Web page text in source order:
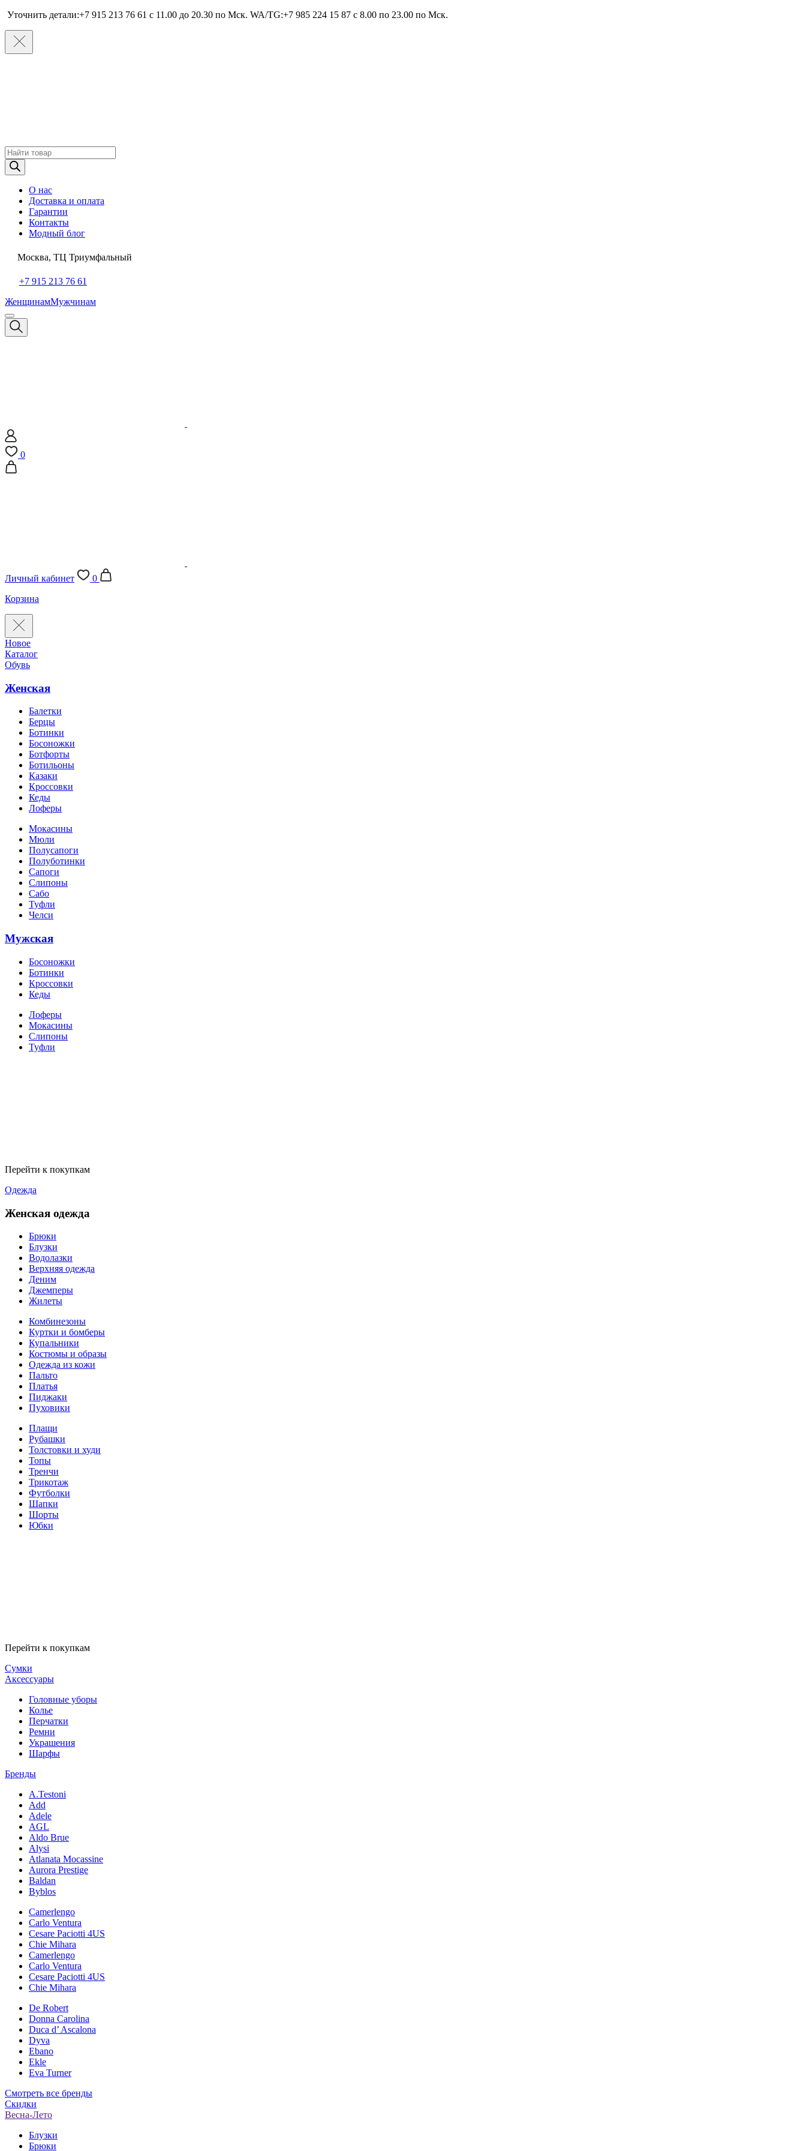
Уточнить детали:+7 915 213 76 61 c 11.00 до 20.30 по Мcк. WA/TG:+7 985 224 15 87 c 8.00 по 23.00 по Мcк.
Поиск
товаров
О нас
Доставка и оплата
Гарантии
Контакты
Модный блог
Москва, ТЦ Триумфальный
+7 915 213 76 61
ЖенщинамМужчинам
0
Личный кабинет
0
Корзина
Новое
Каталог
Обувь
Женская
Балетки
Берцы
Ботинки
Босоножки
Ботфорты
Ботильоны
Казаки
Кроссовки
Кеды
Лоферы
Мокасины
Мюли
Полусапоги
Полуботинки
Сапоги
Слипоны
Сабо
Туфли
Челси
Мужская
Босоножки
Ботинки
Кроссовки
Кеды
Лоферы
Мокасины
Слипоны
Туфли
Перейти к покупкам
Одежда
Женская одежда
Брюки
Блузки
Водолазки
Верхняя одежда
Деним
Джемперы
Жилеты
Комбинезоны
Куртки и бомберы
Купальники
Костюмы и образы
Одежда из кожи
Пальто
Платья
Пиджаки
Пуховики
Плащи
Рубашки
Толстовки и худи
Топы
Тренчи
Трикотаж
Футболки
Шапки
Шорты
Юбки
Перейти к покупкам
Сумки
Аксессуары
Головные уборы
Колье
Перчатки
Ремни
Украшения
Шарфы
Бренды
A.Testoni
Add
Adele
AGL
Aldo Brue
Alysi
Atlanata Mocassine
Aurora Prestige
Baldan
Byblos
Camerlengo
Carlo Ventura
Cesare Paciotti 4US
Chie Mihara
Camerlengo
Carlo Ventura
Cesare Paciotti 4US
Chie Mihara
De Robert
Donna Carolina
Duca d’ Ascalona
Dyva
Ebano
Ekle
Eva Turner
Смотреть все бренды
Скидки
Весна-Лето
Блузки
Брюки